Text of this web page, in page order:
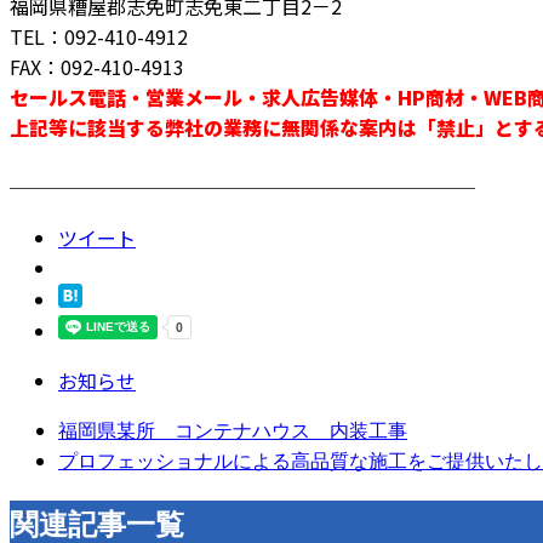
福岡県糟屋郡志免町志免東二丁目2－2
TEL：092-410-4912
FAX：092-410-4913
セールス電話・営業メール・求人広告媒体・HP商材・WEB
上記等に該当する弊社の業務に無関係な案内は「禁止」とす
────────────────────────
ツイート
お知らせ
福岡県某所 コンテナハウス 内装工事
プロフェッショナルによる高品質な施工をご提供いたし
関連記事一覧